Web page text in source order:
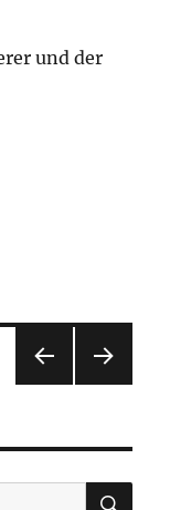
und der
SEIT
E
E